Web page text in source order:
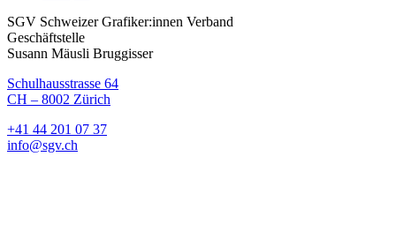
SGV Schweizer Grafiker:innen Verband
Geschäftstelle
Susann Mäusli Bruggisser
Schulhausstrasse 64
CH – 8002 Zürich
+41 44 201 07 37
info@sgv.ch